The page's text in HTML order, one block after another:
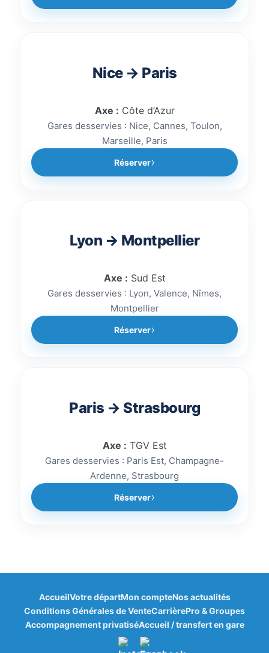
Nice → Paris
Axe : Côte d’Azur
Gares desservies : Nice, Cannes, Toulon,
Marseille, Paris
Réserver
Lyon → Montpellier
Axe : Sud Est
Gares desservies : Lyon, Valence, Nîmes,
Montpellier
Réserver
Paris → Strasbourg
Axe : TGV Est
Gares desservies : Paris Est, Champagne-
Ardenne, Strasbourg
Réserver
🎁
Bonjour à vous ! 👋
Bienvenue dans votre espace fidélité
ClubKids
×
AccueilVotre départMon compteNos actualités
Conditions Générales de VenteCarrièrePro & Groupes
Accompagnement privatiséAccueil / transfert en gare